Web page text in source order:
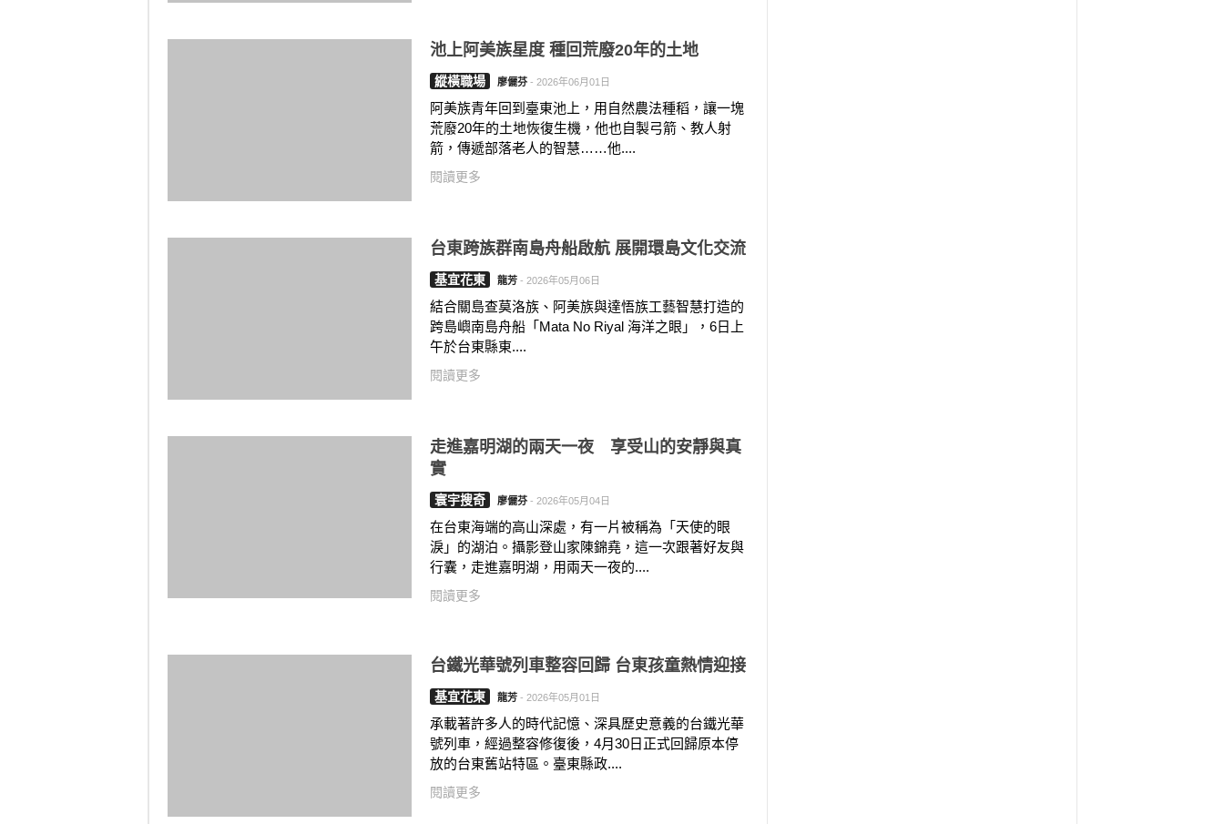
池上阿美族星度 種回荒廢20年的土地
縱橫職場 廖儷芬 - 2026年06月01日
阿美族青年回到臺東池上，用自然農法種稻，讓一塊
荒廢20年的土地恢復生機，他也自製弓箭、教人射
箭，傳遞部落老人的智慧……他....
閱讀更多
台東跨族群南島舟船啟航 展開環島文化交流
基宜花東 龍芳 - 2026年05月06日
結合關島查莫洛族、阿美族與達悟族工藝智慧打造的
跨島嶼南島舟船「Mata No Riyal 海洋之眼」，6日上
午於台東縣東....
閱讀更多
走進嘉明湖的兩天一夜 享受山的安靜與真
實
寰宇搜奇 廖儷芬 - 2026年05月04日
在台東海端的高山深處，有一片被稱為「天使的眼
淚」的湖泊。攝影登山家陳錦堯，這一次跟著好友與
行囊，走進嘉明湖，用兩天一夜的....
閱讀更多
台鐵光華號列車整容回歸 台東孩童熱情迎接
基宜花東 龍芳 - 2026年05月01日
承載著許多人的時代記憶、深具歷史意義的台鐵光華
號列車，經過整容修復後，4月30日正式回歸原本停
放的台東舊站特區。臺東縣政....
閱讀更多